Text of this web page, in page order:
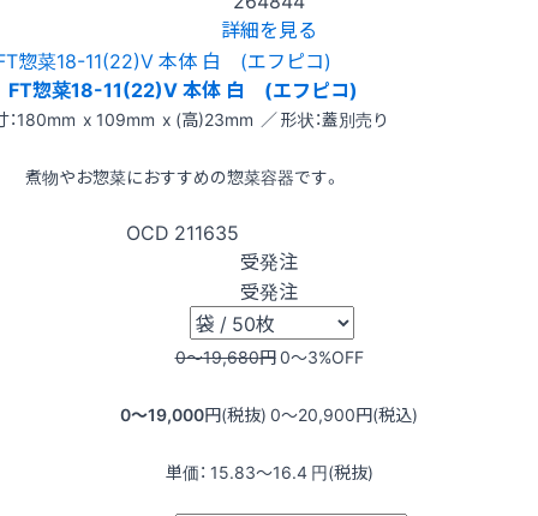
詳細を見る
FT惣菜18-11(22)V 本体 白 (エフピコ)
：180mm x 109mm x (高)23mm ／ 形状：蓋別売り
煮物やお惣菜におすすめの惣菜容器です。
OCD 211635
受発注
受発注
0〜19,680円0〜3%OFF
0〜19,000円(税抜) 0〜20,900円(税込)
単価： 15.83〜16.4 円(税抜)